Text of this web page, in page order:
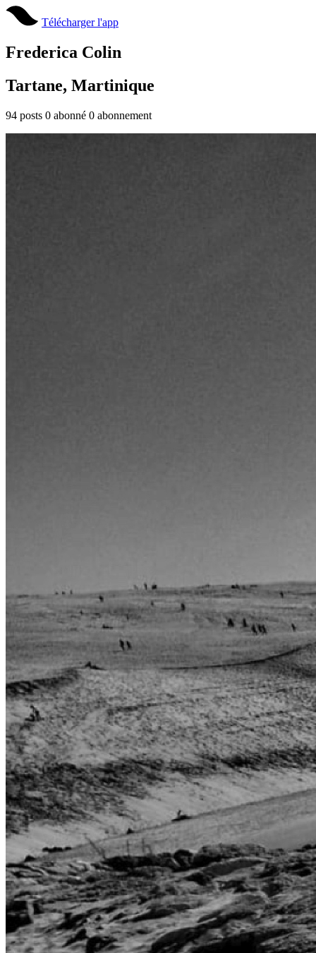
Télécharger l'app
Frederica Colin
Tartane, Martinique
94 posts 0 abonné 0 abonnement